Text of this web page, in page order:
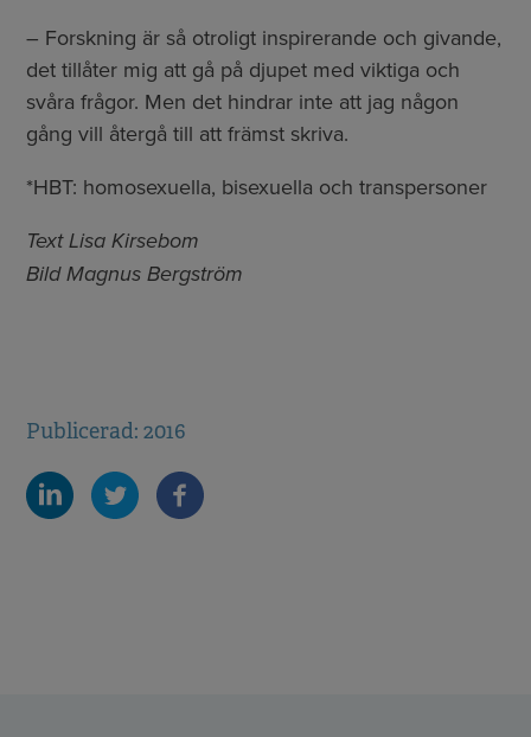
– Forskning är så otroligt inspirerande och givande,
det tillåter mig att gå på djupet med viktiga och
svåra frågor. Men det hindrar inte att jag någon
gång vill återgå till att främst skriva.
*HBT: homosexuella, bisexuella och transpersoner
Text Lisa Kirsebom
Bild Magnus Bergström
Publicerad: 2016